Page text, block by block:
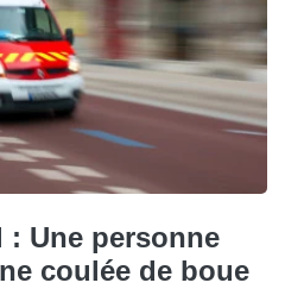
: Une personne
coulée de boue